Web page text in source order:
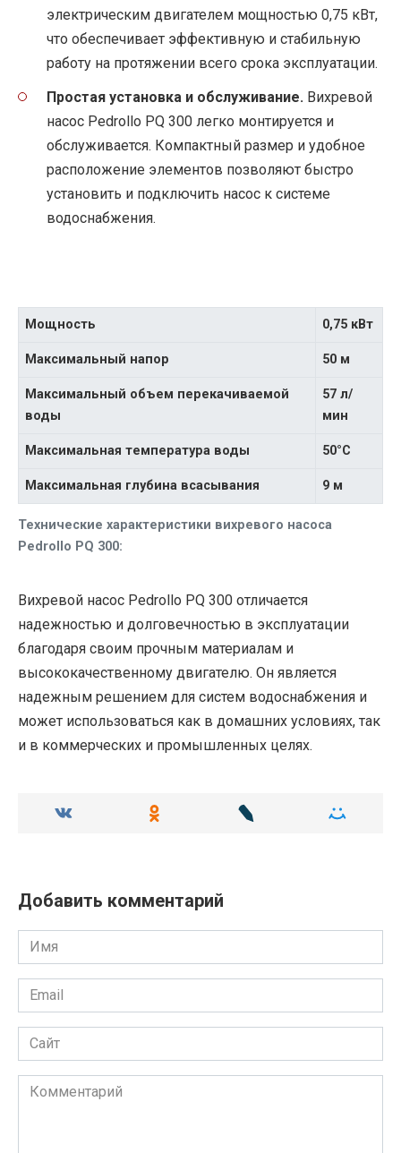
электрическим двигателем мощностью 0,75 кВт,
что обеспечивает эффективную и стабильную
работу на протяжении всего срока эксплуатации.
Простая установка и обслуживание. Вихревой
насос Pedrollo PQ 300 легко монтируется и
обслуживается. Компактный размер и удобное
расположение элементов позволяют быстро
установить и подключить насос к системе
водоснабжения.
Технические характеристики вихревого насоса
Pedrollo PQ 300:
Мощность 0,75 кВт
Максимальный напор 50 м
Максимальный объем перекачиваемой
воды
57 л/
мин
Максимальная температура воды 50°C
Максимальная глубина всасывания 9 м
Вихревой насос Pedrollo PQ 300 отличается
надежностью и долговечностью в эксплуатации
благодаря своим прочным материалам и
высококачественному двигателю. Он является
надежным решением для систем водоснабжения и
может использоваться как в домашних условиях, так
и в коммерческих и промышленных целях.
Добавить комментарий
Имя
Email
Сайт
Комментарий